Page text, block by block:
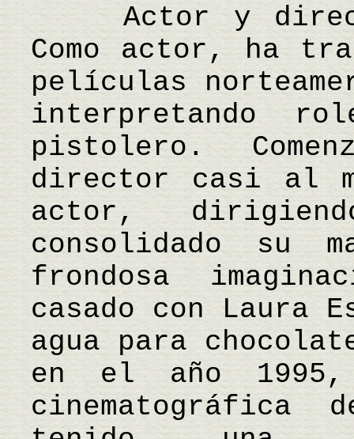
Actor y
Como actor, ha
películas
interpretando
pistolero.
director casi al
actor,
consolidado su
frondosa
casado con Laura
agua para
en el año